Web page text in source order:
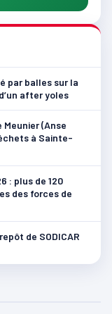
par balles sur la
after yoles
Meunier (Anse
à Sainte-
: plus de 120
des forces de
de SODICAR